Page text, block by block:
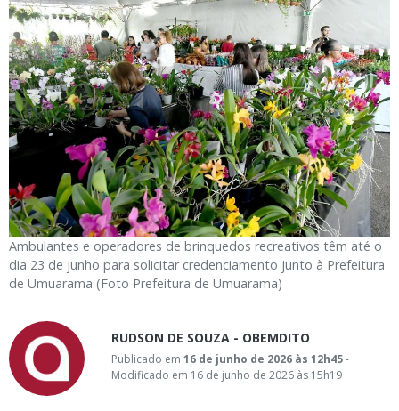
Ambulantes e operadores de brinquedos recreativos têm até o
dia 23 de junho para solicitar credenciamento junto à Prefeitura
de Umuarama (Foto Prefeitura de Umuarama)
RUDSON DE SOUZA - OBEMDITO
Publicado em 16 de junho de 2026 às 12h45-
Modificado em 16 de junho de 2026 às 15h19